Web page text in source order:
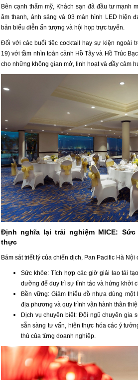
Bên cạnh thẩm mỹ, Khách sạn đã đầu tư mạnh
âm thanh, ánh sáng và 03 màn hình LED hiện
bản biểu diễn ấn tượng và hội họp trực tuyến.
Đối với các buổi tiệc cocktail hay sự kiện ngoài
19) với tầm nhìn toàn cảnh Hồ Tây và Hồ Trúc
cho những không gian mở, linh hoạt và đầy cảm
Định nghĩa lại trải nghiệm MICE:
thực
Bám sát triết lý của chiến dịch, Pan Pacific Hà
Sức khỏe: Tích hợp các giờ giải lao tái
dưỡng để duy trì sự tỉnh táo và hứng khởi
Bền vững: Giảm thiểu đồ nhựa dùng
địa phương và quy trình vận hành thân
Dịch vụ chuyên biệt: Đội ngũ chuyên gia
sẵn sàng tư vấn, hiện thực hóa các ý
thù của từng doanh nghiệp.